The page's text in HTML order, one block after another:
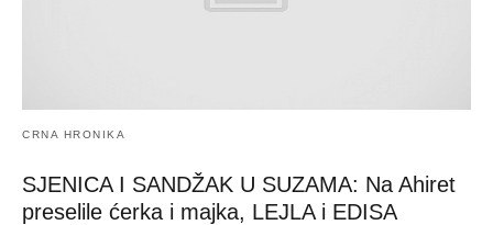
CRNA HRONIKA
SJENICA I SANDŽAK U SUZAMA: Na Ahiret
preselile ćerka i majka, LEJLA i EDISA